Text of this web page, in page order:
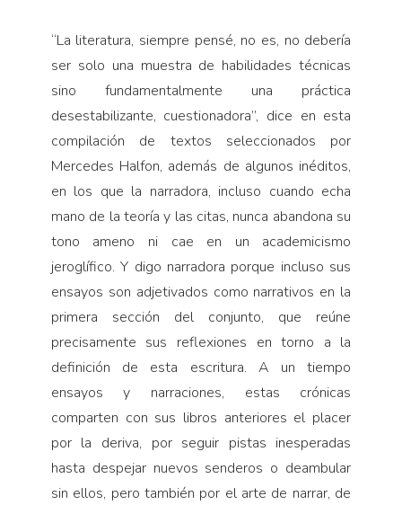
“La literatura, siempre pensé, no es, no debería
ser solo una muestra de habilidades técnicas
sino fundamentalmente una práctica
desestabilizante, cuestionadora”, dice en esta
compilación de textos seleccionados por
Mercedes Halfon, además de algunos inéditos,
en los que la narradora, incluso cuando echa
mano de la teoría y las citas, nunca abandona su
tono ameno ni cae en un academicismo
jeroglífico. Y digo narradora porque incluso sus
ensayos son adjetivados como narrativos en la
primera sección del conjunto, que reúne
precisamente sus reflexiones en torno a la
definición de esta escritura. A un tiempo
ensayos y narraciones, estas crónicas
comparten con sus libros anteriores el placer
por la deriva, por seguir pistas inesperadas
hasta despejar nuevos senderos o deambular
sin ellos, pero también por el arte de narrar, de